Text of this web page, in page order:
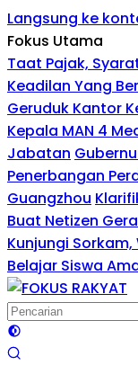
Langsung ke
Fokus Utama
Taat Pajak,
Keadilan Yang
Geruduk Kantor
Kepala MAN 4
Jabatan
Penerbangan
Guangzhou
Buat Netizen
Kunjungi
Belajar Siswa